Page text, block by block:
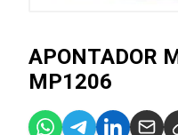
APONTADOR
MP1206